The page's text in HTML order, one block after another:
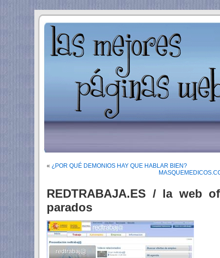
« ¿POR QUÉ DEMONIOS HAY QUE HABLAR BIEN?
REDTRABAJA.ES / la web
parados